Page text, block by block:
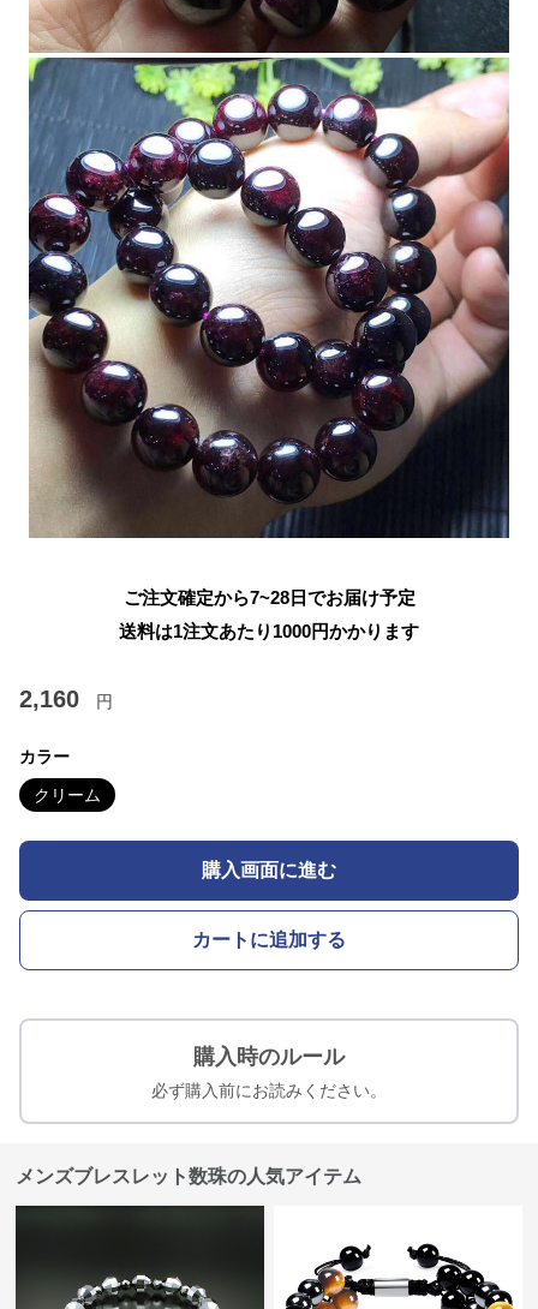
ご注文確定から7~28日でお届け予定
送料は1注文あたり 1000円かかります
2,160 円
カラー
クリーム
購入画面に進む
カートに追加する
購入時のルール
必ず購入前にお読みください。
メンズブレスレット数珠の人気アイテム